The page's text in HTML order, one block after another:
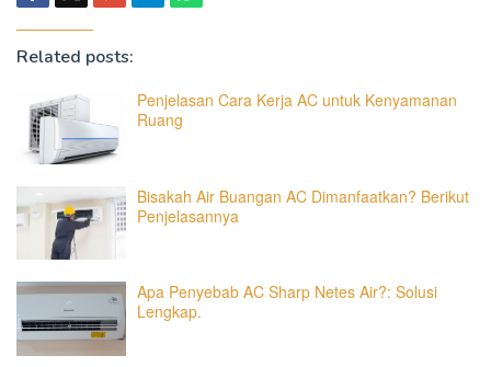
Related posts:
Penjelasan Cara Kerja AC untuk Kenyamanan
Ruang
Bisakah Air Buangan AC Dimanfaatkan? Berikut
Penjelasannya
Apa Penyebab AC Sharp Netes Air?: Solusi
Lengkap.